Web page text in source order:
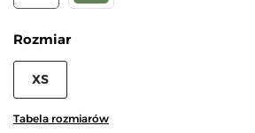
Rozmiar
XS
Tabela rozmiarów